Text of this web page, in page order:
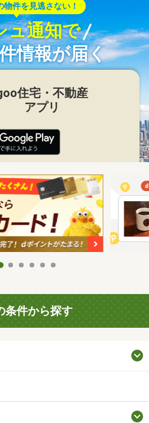
物件を見逃さない！
ュ通知で
情報が届く
住宅・不動産
アプリ
条件から探す